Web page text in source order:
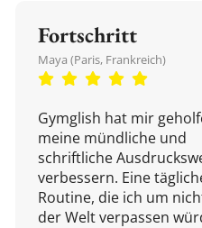
Fortschritt
Maya (Paris, Frankreich)
Gymglish hat mir
meine mündliche und
schriftliche
verbessern. Eine
Routine, die ich um
der Welt verpassen